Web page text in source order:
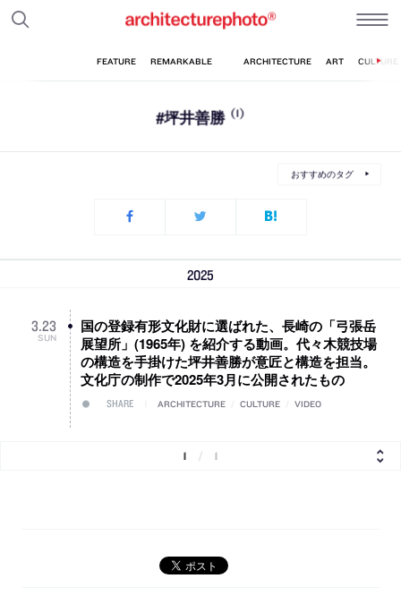
#坪井善勝 (1)
おすすめのタグ
2025
3.23
SUN
国の登録有形文化財に選ばれた、長崎の「弓張岳
展望所」(1965年) を紹介する動画。代々木競技場
の構造を手掛けた坪井善勝が意匠と構造を担当。
文化庁の制作で2025年3月に公開されたもの
SHARE ARCHITECTURE CULTURE VIDEO
1 1